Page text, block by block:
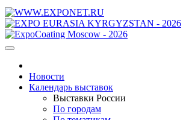
Новости
Календарь выставок
Выставки России
По городам